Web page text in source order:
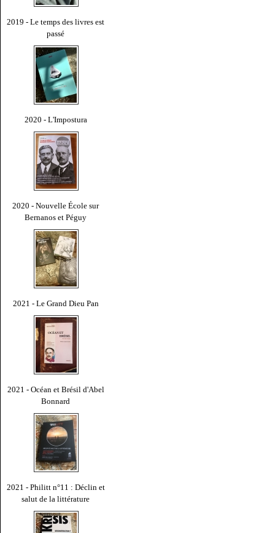
2019 - Le temps des livres est
passé
2020 - L'Impostura
2020 - Nouvelle École sur
Bernanos et Péguy
2021 - Le Grand Dieu Pan
2021 - Océan et Brésil d'Abel
Bonnard
2021 - Philitt n°11 : Déclin et
salut de la littérature